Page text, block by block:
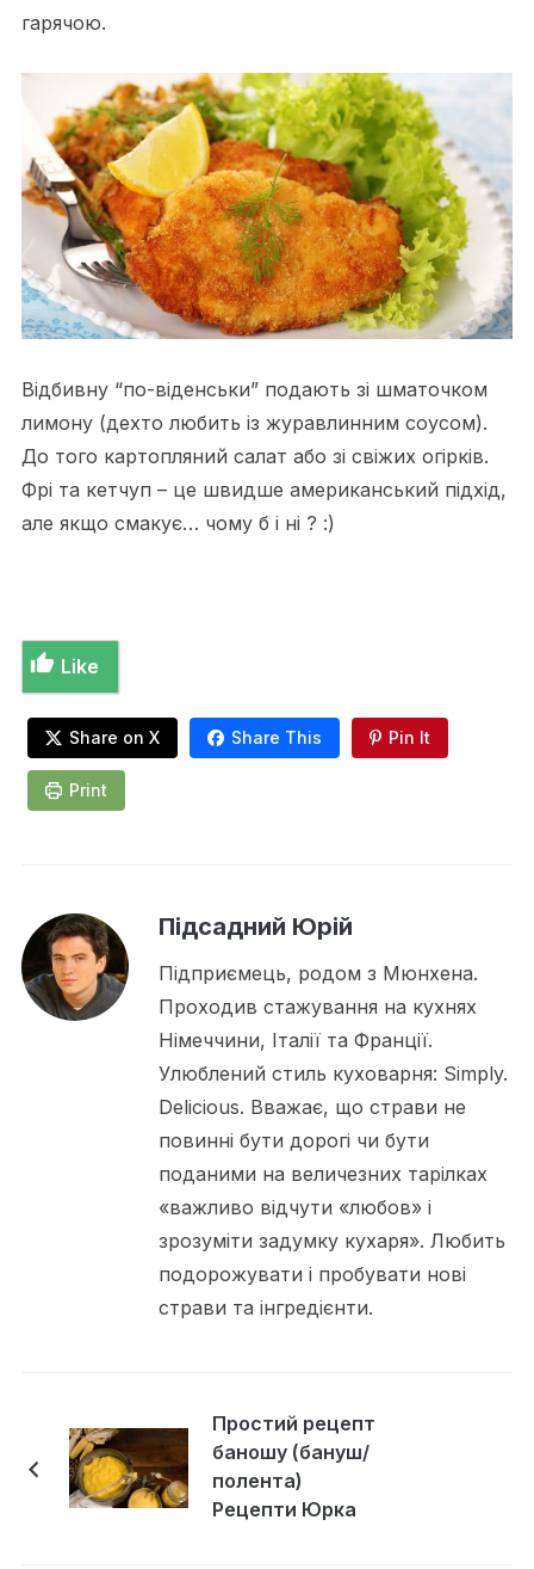
гарячою.
Відбивну “по-віденськи” подають зі шматочком
лимону (дехто любить із журавлинним соусом).
До того картопляний салат або зі свіжих огірків.
Фрі та кетчуп – це швидше американський підхід,
але якщо смакує… чому б і ні ? :)
Like
Share on X Share This Pin It
Print
Підсадний Юрій
Підприємець, родом з Мюнхена.
Проходив стажування на кухнях
Німеччини, Італії та Франції.
Улюблений стиль куховарня: Simply.
Delicious. Вважає, що страви не
повинні бути дорогі чи бути
поданими на величезних тарілках
«важливо відчути «любов» і
зрозуміти задумку кухаря». Любить
подорожувати і пробувати нові
страви та інгредієнти.
Простий рецепт
баношу (бануш/
полента)
Рецепти Юрка